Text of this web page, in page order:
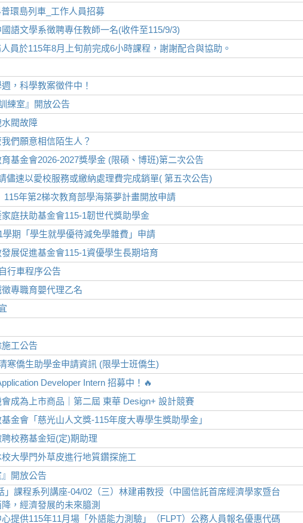
環島列車_工作人員招募
語文學系徴聘專任教師一名(收件至115/9/3)
員於115年8月上旬前完成6小時課程，謝謝配合與協助。
，科學教案徵件中！
練室』開放公告
水閥故障
們願意相信陌生人？
基金會2026-2027獎學金 (限碩、博班)第二次公告
儘速以愛校服務或繳納處理費完成銷單( 第五次公告)
115年第2梯次教育部學海築夢計畫開放申請
庭扶助基金會115-1韌世代獎助學金
期「學生就學優待減免學雜費」申請
展促進基金會115-1資優學生長期培育
行車程序公告
專職育嬰代理乙名
工公告
寒僑生助學金申請資訊 (限學士班僑生)
Developer Intern 招募中！🔥
會成為上市商品｜第二屆 東華 Design+ 設計競賽
金會「慈光山人文獎-115年度大專學生獎助學金」
校務基金短(定)期助理
大學門外草皮進行地質鑽探施工
開放公告
」課程系列講座-04/02（三）林建甫教授（中國信託首席經濟學家暨台
，經濟發展的未來臆測
提供115年11月場「外語能力測驗」（FLPT）公務人員報名優惠代碼